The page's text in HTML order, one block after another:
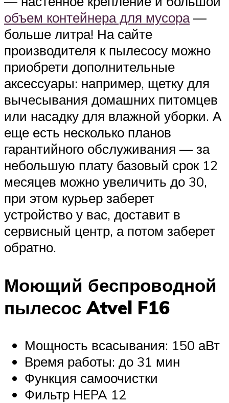
объем контейнера для мусора—
больше литра! На сайте
производителя к пылесосу можно
приобрети дополнительные
аксессуары: например, щетку для
вычесывания домашних питомцев
или насадку для влажной уборки. А
еще есть несколько планов
гарантийного обслуживания — за
небольшую плату базовый срок 12
месяцев можно увеличить до 30,
при этом курьер заберет
устройство у вас, доставит в
сервисный центр, а потом заберет
обратно.
Моющий беспроводной
пылесос Atvel F16
Мощность всасывания: 150 аВт
Время работы: до 31 мин
Функция самоочистки
Фильтр HEPA 12